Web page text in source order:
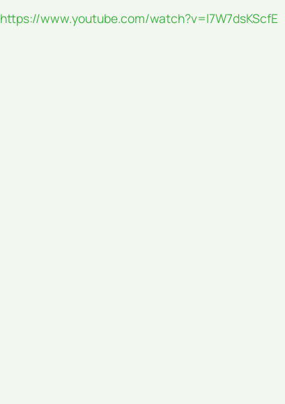
https://www.youtube.com/watch?v=l7W7dsKScfE